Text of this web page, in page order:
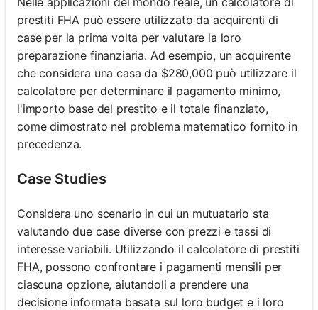
prestiti FHA può essere utilizzato da acquirenti di
case per la prima volta per valutare la loro
preparazione finanziaria. Ad esempio, un acquirente
che considera una casa da $280,000 può utilizzare il
calcolatore per determinare il pagamento minimo,
l'importo base del prestito e il totale finanziato,
come dimostrato nel problema matematico fornito in
precedenza.
Case Studies
Considera uno scenario in cui un mutuatario sta
valutando due case diverse con prezzi e tassi di
interesse variabili. Utilizzando il calcolatore di prestiti
FHA, possono confrontare i pagamenti mensili per
ciascuna opzione, aiutandoli a prendere una
decisione informata basata sul loro budget e i loro